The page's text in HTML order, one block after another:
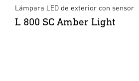
Lámpara LED de exterior con sensor
L 800 SC Amber Light